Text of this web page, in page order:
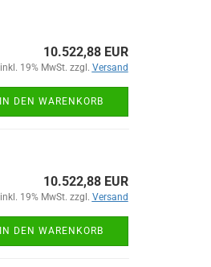
10.522,88 EUR
inkl. 19% MwSt. zzgl. Versand
IN DEN WARENKORB
10.522,88 EUR
inkl. 19% MwSt. zzgl. Versand
IN DEN WARENKORB